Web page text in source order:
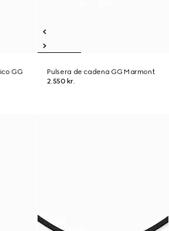
GG
Pulsera de cadena GG Marmont
2.550 kr.